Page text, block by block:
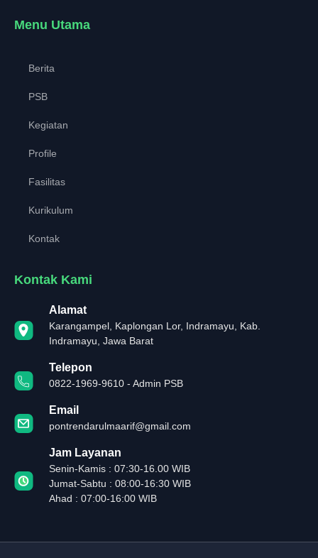
Menu Utama
Berita
PSB
Kegiatan
Profile
Fasilitas
Kurikulum
Kontak
Kontak Kami
Alamat
Karangampel, Kaplongan Lor, Indramayu, Kab.
Indramayu, Jawa Barat
Telepon
0822-1969-9610 - Admin PSB
Email
pontrendarulmaarif@gmail.com
Jam Layanan
Senin-Kamis : 07:30-16.00 WIB
Jumat-Sabtu : 08:00-16:30 WIB
Ahad : 07:00-16:00 WIB